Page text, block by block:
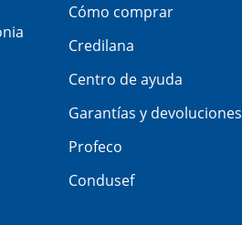
Cómo comprar
Credilana
Centro de ayuda
Garantías y devoluciones
Profeco
Condusef